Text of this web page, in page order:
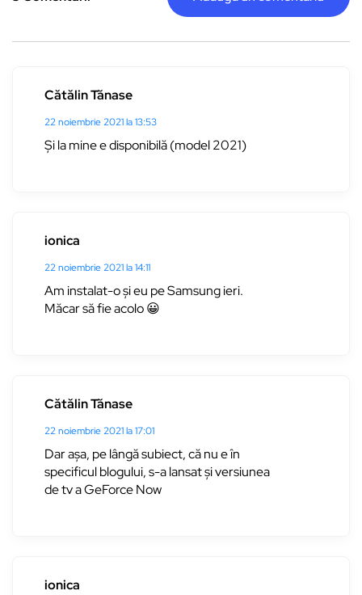
Cătălin Tănase
22 noiembrie 2021 la 13:53
Și la mine e disponibilă (model 2021)
ionica
22 noiembrie 2021 la 14:11
Am instalat-o și eu pe Samsung ieri.
Măcar să fie acolo 😀
Cătălin Tănase
22 noiembrie 2021 la 17:01
Dar așa, pe lângă subiect, că nu e în
specificul blogului, s-a lansat și versiunea
de tv a GeForce Now
ionica